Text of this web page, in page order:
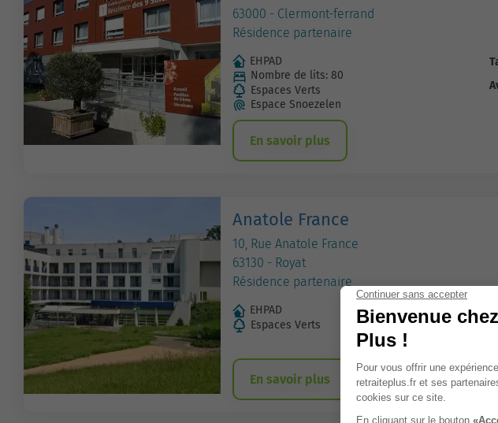
63000 - Clermont-ferrand
Résidence partenaire
EHPAD
Nombre de lits: 80
Espaces Verts
Espace Snoezelen
En savoir plus
Anatole France
10, Rue Anatole France
63130 - Royat
Résidence partenaire
EHPAD
Espaces Verts
En savoir plus